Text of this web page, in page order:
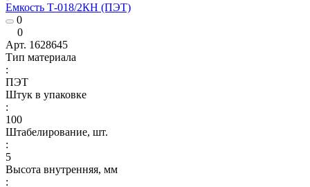
Емкость Т-018/2КН (ПЭТ)
0
0
Арт. 1628645
Тип материала
:
ПЭТ
Штук в упаковке
:
100
Штабелирование, шт.
:
5
Высота внутренняя, мм
: